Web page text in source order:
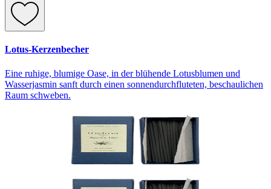
Lotus-Kerzenbecher
Eine ruhige, blumige Oase, in der blühende Lotusblumen und
Wasserjasmin sanft durch einen sonnendurchfluteten, beschaulichen
Raum schweben.